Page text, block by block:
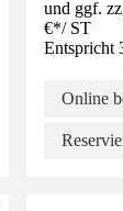
und ggf.
€*/ ST
Entspricht
Online